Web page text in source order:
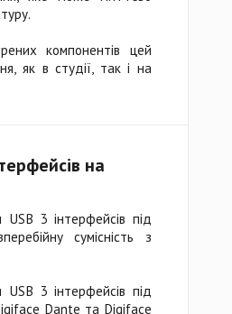
компонентів цей
як в студії, так і на
на
USB 3 інтерфейсів під
сумісність з
3 інтерфейсів під
Dante та Digiface